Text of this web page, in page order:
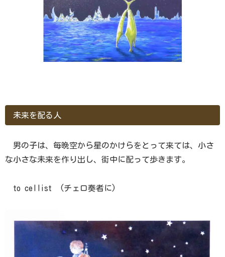
未来を配る人
男の子は、毎晩空から星のかけらをとって来ては、小さ
な小さな未来を作り出し、街中に配って歩きます。
to cellist (チェロ奏者に)